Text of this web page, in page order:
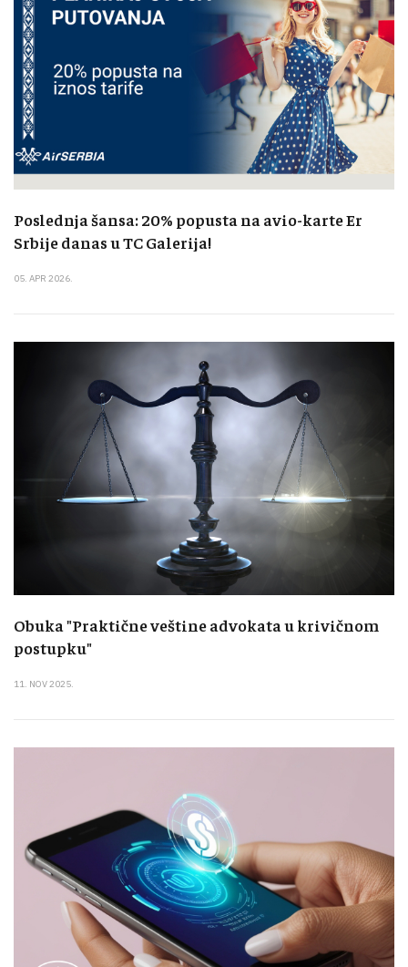
Poslednja šansa: 20% popusta na avio-karte Er
Srbije danas u TC Galerija!
05. APR 2026.
Obuka "Praktične veštine advokata u krivičnom
postupku"
11. NOV 2025.